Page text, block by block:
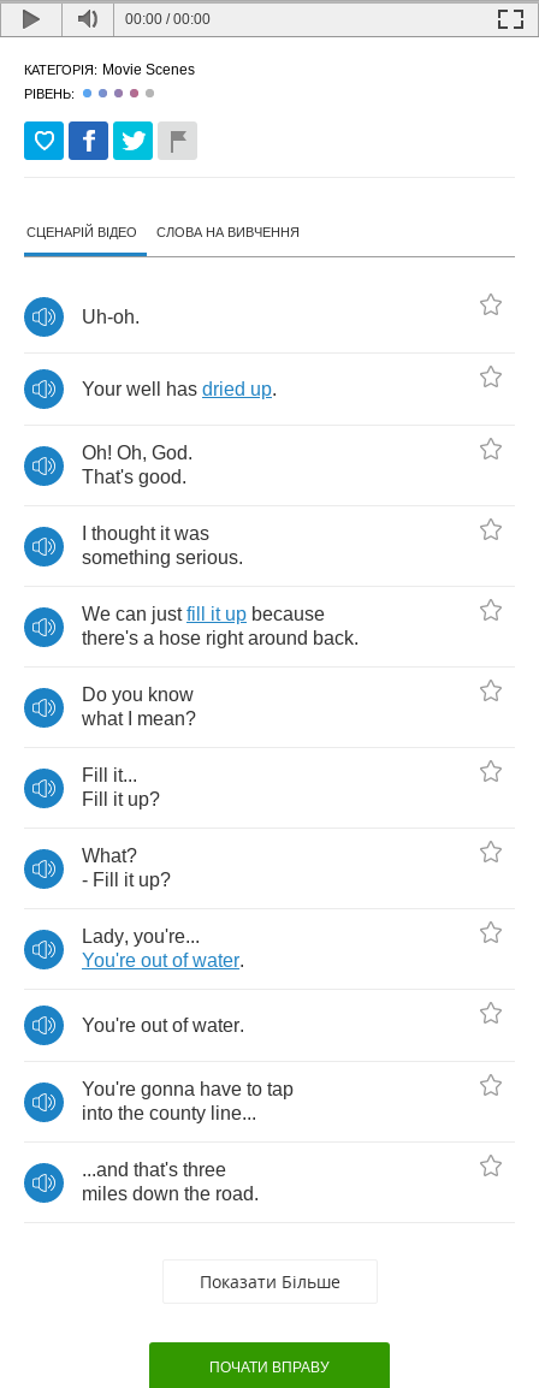
00:00 /00:00
КАТЕГОРІЯ: Movie Scenes
РІВЕНЬ:
СЦЕНАРІЙ ВІДЕО СЛОВА НА ВИВЧЕННЯ
Uh-oh.
Your well has dried up.
Oh! Oh, God.
That's good.
thought it was
something serious.
We can just fill it up because
there's a hose right around back.
Do you know
what
mean?
Fill it...
Fill
it up?
What?
- Fill it up?
Lady, you're...
You're out of water.
You're out of water.
You're gonna have to tap
into the county line...
...and that's three
miles down the road.
Показати Більше
ПОЧАТИ ВПРАВУ